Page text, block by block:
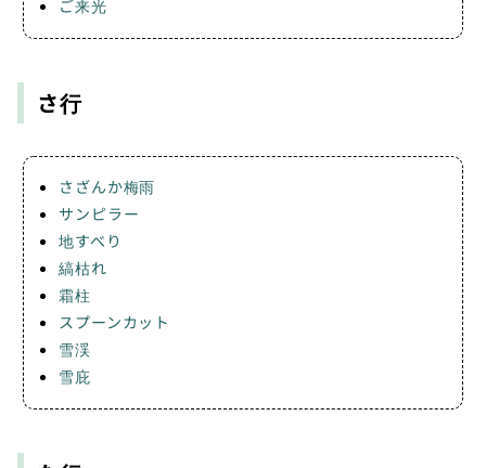
ご来光
さ行
さざんか梅雨
サンピラー
地すべり
縞枯れ
霜柱
スプーンカット
雪渓
雪庇